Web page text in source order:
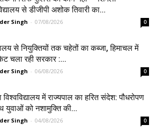
से डीजीपी अशोक तिवारी का...
Singh - 07/08/2026 0
से नियुक्तियों तक चहेतों का कब्जा, हिमाचल में
चला रही सरकार :...
Singh - 06/08/2026 0
विश्वविद्यालय में राज्यपाल का हरित संदेश: पौधरोपण
युवाओं को नशामुक्ति की...
Singh - 04/08/2026 0